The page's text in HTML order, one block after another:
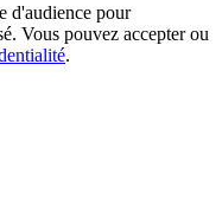
d'audience pour
Vous pouvez accepter ou
.